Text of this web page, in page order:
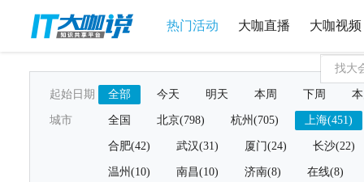
热门活动 大咖直播 大咖视频
起始日期 全部 今天 明天 本周 下周
城市 全国 北京(798) 杭州(705) 上海(451)
合肥(42) 武汉(31) 厦门(24) 长沙(22)
温州(10) 南昌(10) 济南(8) 在线(8)